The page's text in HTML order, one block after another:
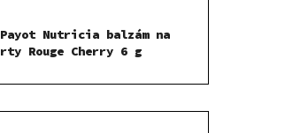
Payot Nutricia balzám na
rty Rouge Cherry 6 g